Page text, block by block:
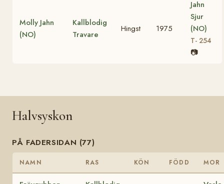
Molly Jahn
(NO)
Kallblodig
Travare
Hingst 1975
Jahn
Sjur
(NO)
T- 254
📷
Halvsyskon
PÅ FADERSIDAN (77)
NAMN RAS KÖN FÖDD MOR